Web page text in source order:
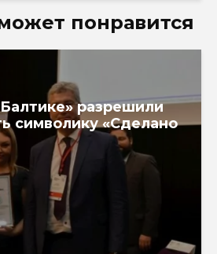
понравится
разрешили
символику «Сделано